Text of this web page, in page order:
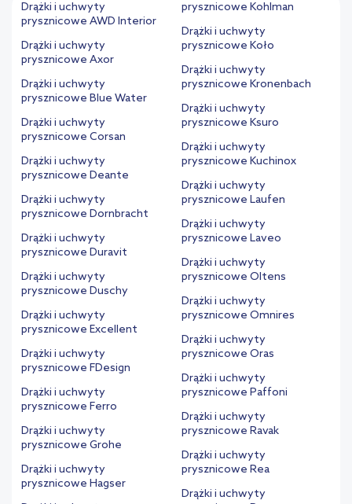
Drążki i uchwyty
prysznicowe AWD Interior
Drążki i uchwyty
prysznicowe Axor
Drążki i uchwyty
prysznicowe Blue Water
Drążki i uchwyty
prysznicowe Corsan
Drążki i uchwyty
prysznicowe Deante
Drążki i uchwyty
prysznicowe Dornbracht
Drążki i uchwyty
prysznicowe Duravit
Drążki i uchwyty
prysznicowe Duschy
Drążki i uchwyty
prysznicowe Excellent
Drążki i uchwyty
prysznicowe FDesign
Drążki i uchwyty
prysznicowe Ferro
Drążki i uchwyty
prysznicowe Grohe
Drążki i uchwyty
prysznicowe Hagser
prysznicowe Kohlman
Drążki i uchwyty
prysznicowe Koło
Drążki i uchwyty
prysznicowe Kronenbach
Drążki i uchwyty
prysznicowe Ksuro
Drążki i uchwyty
prysznicowe Kuchinox
Drążki i uchwyty
prysznicowe Laufen
Drążki i uchwyty
prysznicowe Laveo
Drążki i uchwyty
prysznicowe Oltens
Drążki i uchwyty
prysznicowe Omnires
Drążki i uchwyty
prysznicowe Oras
Drążki i uchwyty
prysznicowe Paffoni
Drążki i uchwyty
prysznicowe Ravak
Drążki i uchwyty
prysznicowe Rea
Drążki i uchwyty